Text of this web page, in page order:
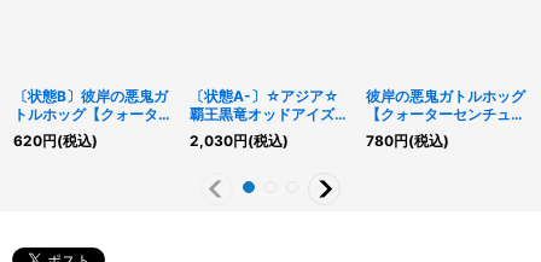
〔状態B〕彼岸の悪鬼ガ
トルホッグ【クォーター
センチュリーシークレッ
ト】{QCCU-JP142}
620円(税込)
〔状態A-〕☆アジア☆
覇王黒竜オッドアイズリ
ベリオンドラゴン【プリ
ズマティックシークレッ
JPS01}《エクシーズ》
2,030円(税込)
彼岸の悪鬼ガトルホッグ
【クォーターセンチュリ
ーシークレット】
{QCCU-JP142}《モン
780円(税込)